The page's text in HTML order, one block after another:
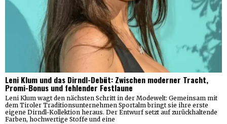
Leni Klum und das Dirndl-Debüt: Zwischen moderner Tracht,
Promi-Bonus und fehlender Festlaune
Leni Klum wagt den nächsten Schritt in der Modewelt: Gemeinsam mit
dem Tiroler Traditionsunternehmen Sportalm bringt sie ihre erste
eigene Dirndl-Kollektion heraus. Der Entwurf setzt auf zurückhaltende
Farben, hochwertige Stoffe und eine